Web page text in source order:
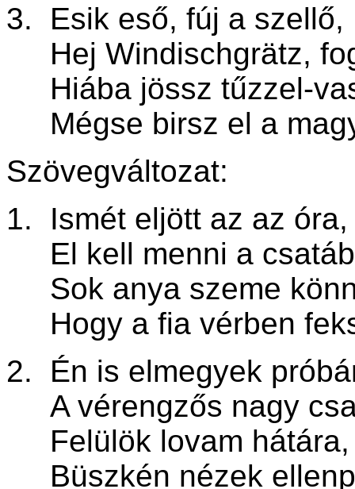
3. Esik eső, fúj a szellő,
Hej Windischgrätz,
Hiába jössz
Mégse birsz el a
Szövegváltozat:
1. Ismét eljött az az óra,
El kell menni a
Sok anya szeme
Hogy a fia vérben
2. Én is elmegyek
A vérengzős nagy
Felülök lovam hátára,
Büszkén nézek